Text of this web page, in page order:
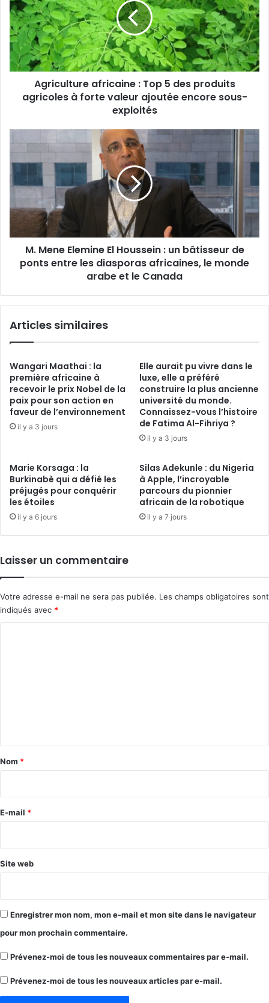
Top
5
des
produits
agricoles
à
valeur
exploités
Agriculture africaine : Top 5 des produits
agricoles à forte valeur ajoutée encore sous-
exploités
Houssein
un
bâtisseur
de
ponts
entre
africaines,
monde
le
Canada
M. Mene Elemine El Houssein : un bâtisseur de
ponts entre les diasporas africaines, le monde
arabe et le Canada
Articles similaires
Wangari Maathai : la
première africaine à
recevoir le prix Nobel de la
paix pour son action en
faveur de l’environnement
il y a 3 jours
Elle aurait pu vivre dans le
luxe, elle a préféré
construire la plus ancienne
université du monde.
Connaissez-vous l’histoire
de Fatima Al-Fihriya ?
il y a 3 jours
Marie Korsaga : la
Burkinabè qui a défié les
préjugés pour conquérir
les étoiles
il y a 6 jours
Silas Adekunle : du Nigeria
à Apple, l’incroyable
parcours du pionnier
africain de la robotique
il y a 7 jours
Laisser un commentaire
Votre adresse e-mail ne sera pas publiée. Les champs obligatoires sont
indiqués avec *
a
e
Nom *
E-mail *
Site web
Enregistrer mon nom, mon e-mail et mon site dans le navigateur
pour mon prochain commentaire.
Prévenez-moi de tous les nouveaux commentaires par e-mail.
Prévenez-moi de tous les nouveaux articles par e-mail.